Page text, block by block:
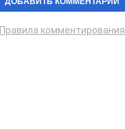
Правила комментирования